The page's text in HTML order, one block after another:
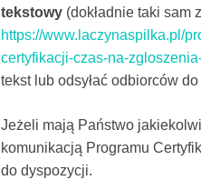
tekstowy (dokładnie taki sam
https://www.laczynaspilka.pl/
certyfikacji-czas-na-
tekst lub odsyłać odbiorców
Jeżeli mają Państwo
komunikacją Programu
do dyspozycji.